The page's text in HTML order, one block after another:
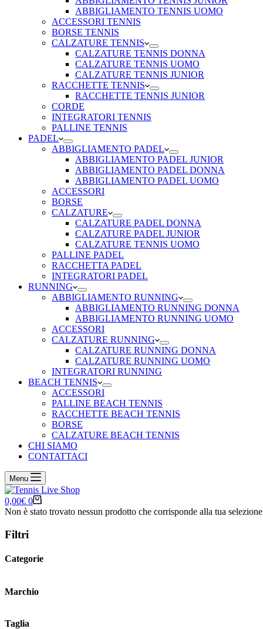
ABBIGLIAMENTO TENNIS UOMO
ACCESSORI TENNIS
BORSE TENNIS
CALZATURE TENNIS
CALZATURE TENNIS DONNA
CALZATURE TENNIS UOMO
CALZATURE TENNIS JUNIOR
RACCHETTE TENNIS
RACCHETTE TENNIS JUNIOR
CORDE
INTEGRATORI TENNIS
PALLINE TENNIS
PADEL
ABBIGLIAMENTO PADEL
ABBIGLIAMENTO PADEL JUNIOR
ABBIGLIAMENTO PADEL DONNA
ABBIGLIAMENTO PADEL UOMO
ACCESSORI
BORSE
CALZATURE
CALZATURE PADEL DONNA
CALZATURE PADEL JUNIOR
CALZATURE TENNIS UOMO
PALLINE PADEL
RACCHETTA PADEL
INTEGRATORI PADEL
RUNNING
ABBIGLIAMENTO RUNNING
ABBIGLIAMENTO RUNNING DONNA
ABBIGLIAMENTO RUNNING UOMO
ACCESSORI
CALZATURE RUNNING
CALZATURE RUNNING DONNA
CALZATURE RUNNING UOMO
INTEGRATORI RUNNING
BEACH TENNIS
ACCESSORI
PALLINE BEACH TENNIS
RACCHETTE BEACH TENNIS
BORSE
CALZATURE BEACH TENNIS
CHI SIAMO
CONTATTACI
Menu
Carrello
0,00€ 0
Non è stato trovato nessun prodotto che corrisponde alla tua
Filtri
Categorie
Marchio
Taglia